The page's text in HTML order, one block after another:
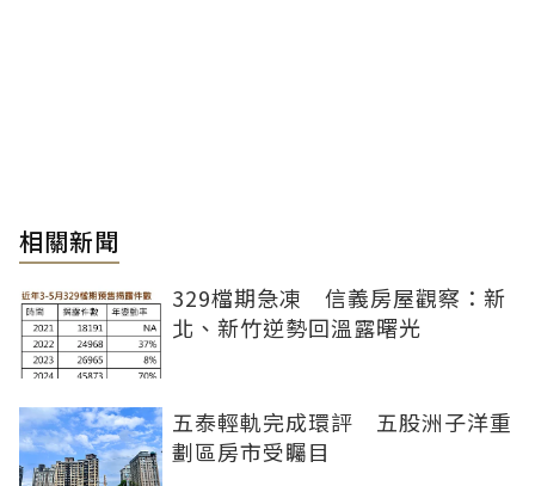
相關新聞
329檔期急凍 信義房屋觀察：新
北、新竹逆勢回溫露曙光
五泰輕軌完成環評 五股洲子洋重
劃區房市受矚目